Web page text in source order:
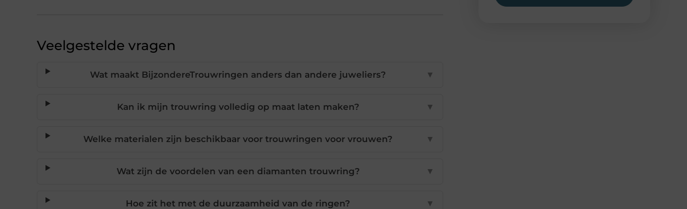
Veelgestelde vragen
Wat maakt BijzondereTrouwringen anders dan andere juweliers? ▼
Kan ik mijn trouwring volledig op maat laten maken? ▼
Welke materialen zijn beschikbaar voor trouwringen voor vrouwen? ▼
Wat zijn de voordelen van een diamanten trouwring? ▼
Hoe zit het met de duurzaamheid van de ringen? ▼